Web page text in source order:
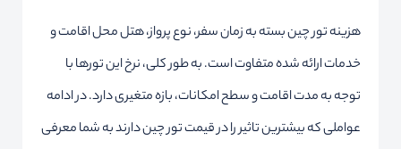
هزینه تور چین بسته به زمان سفر، نوع پرواز، هتل محل اقامت و
خدمات ارائه شده متفاوت است. به طور کلی، نرخ این تورها با
توجه به مدت اقامت و سطح امکانات، بازه متغیری دارد. در ادامه
عواملی که بیشترین تاثیر را در قیمت تور چین دارند به شما معرفی